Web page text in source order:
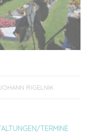
RIGELNIK
TERMINE